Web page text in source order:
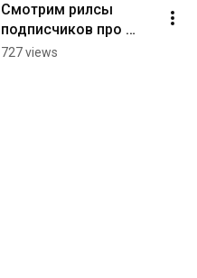
Смотрим рилсы
подписчиков про
детей, привязанность
727 views